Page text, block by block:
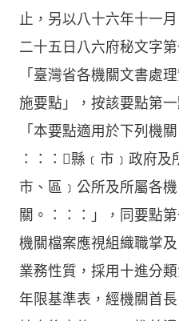
止，另以八十六年十一月
二十五日八六府秘文字
「臺灣省各機關文書處
施要點」，按該要點第
「本要點適用於下列機關
：：：縣﹝市﹞政府及
市、區﹞公所及所屬各機
關。：：：」，同要點
機關檔案應視組織職掌及
業務性質，採用十進分
年限基準表，經機關首長